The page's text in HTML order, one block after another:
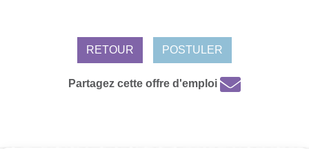
RETOUR POSTULER
Partagez cette offre d'emploi